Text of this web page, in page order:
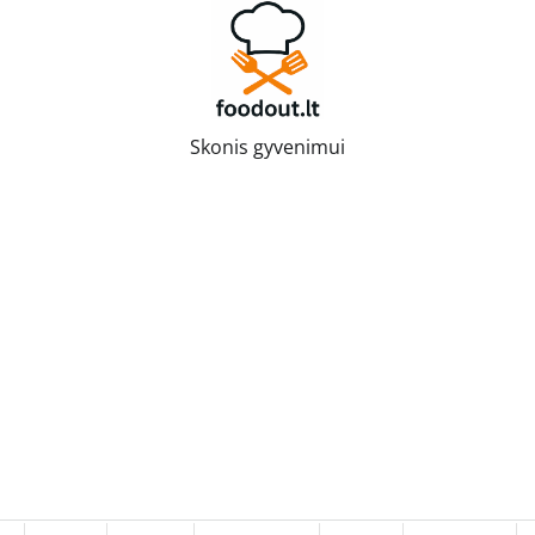
Skonis gyvenimui